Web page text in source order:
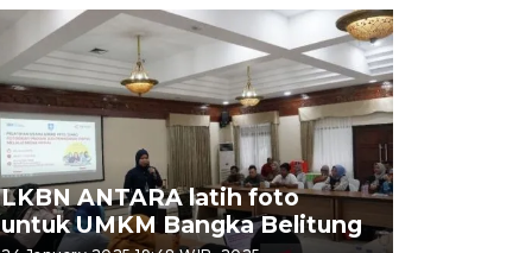
LKBN ANTARA latih foto
untuk UMKM Bangka Belitung